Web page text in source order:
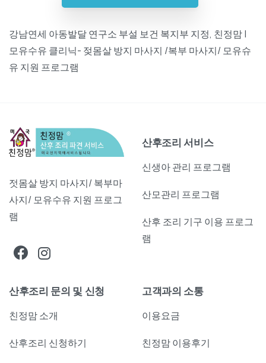
강남연세 아동발달 연구소 부설 보건 복지부 지정, 친정맘 |
모유수유 클리닉- 젖몸살 방지 마사지 /복부 마사지/ 모유슈
유 지원 프로그램
젓몸살 방지 마사지/ 복부마
사지/ 모유수유 지원 프로그
램
산후조리 서비스
신생아 관리 프로그램
산모관리 프로그램
산후 조리 기구 이용 프로그
램
산후조리 문의 및 신청
친정맘 소개
산후조리 신청하기
고객과의 소통
이용요금
친정맘 이용후기